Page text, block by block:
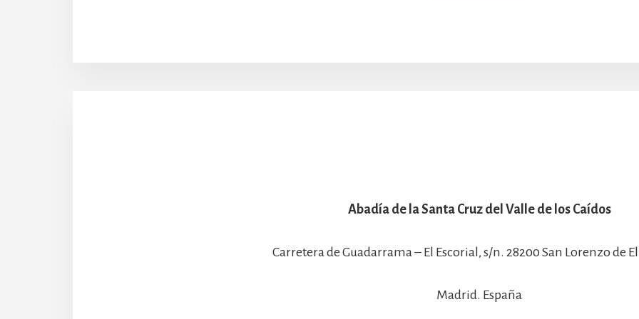
Abadía de la Santa Cruz del Valle de los Caídos
Carretera de Guadarrama – El Escorial, s/n. 28200 San Lorenzo de
Madrid. España